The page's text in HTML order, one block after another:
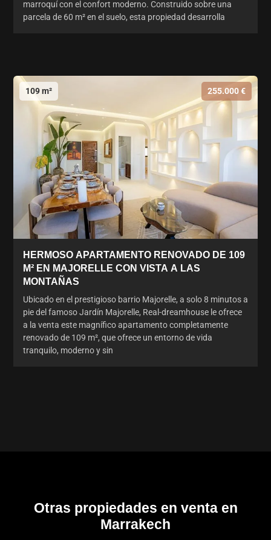
marroquí con el confort moderno. Construido sobre una
parcela de 60 m² en el suelo, esta propiedad desarrolla
109 m² 255.000 €
HERMOSO APARTAMENTO RENOVADO DE 109
M² EN MAJORELLE CON VISTA A LAS
MONTAÑAS
Ubicado en el prestigioso barrio Majorelle, a solo 8 minutos a
pie del famoso Jardín Majorelle, Real-dreamhouse le ofrece
a la venta este magnífico apartamento completamente
renovado de 109 m², que ofrece un entorno de vida
tranquilo, moderno y sin
Otras propiedades en venta en
Marrakech